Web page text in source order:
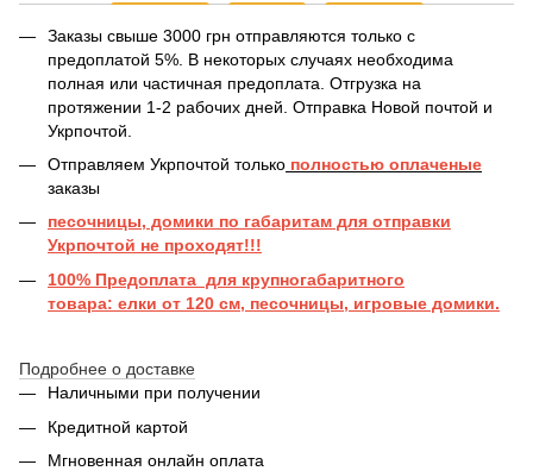
Заказы свыше 3000 грн отправляются только с
предоплатой 5%. В некоторых случаях необходима
полная или частичная предоплата. Отгрузка на
протяжении 1-2 рабочих дней. Отправка Новой почтой и
Укрпочтой.
Отправляем Укрпочтой только полностью оплаченые
заказы
песочницы, домики по габаритам для отправки
Укрпочтой не проходят!!!
100% Предоплата для крупногабаритного
товара: елки от 120 см, песочницы, игровые домики.
Подробнее о доставке
Наличными при получении
Кредитной картой
Мгновенная онлайн оплата